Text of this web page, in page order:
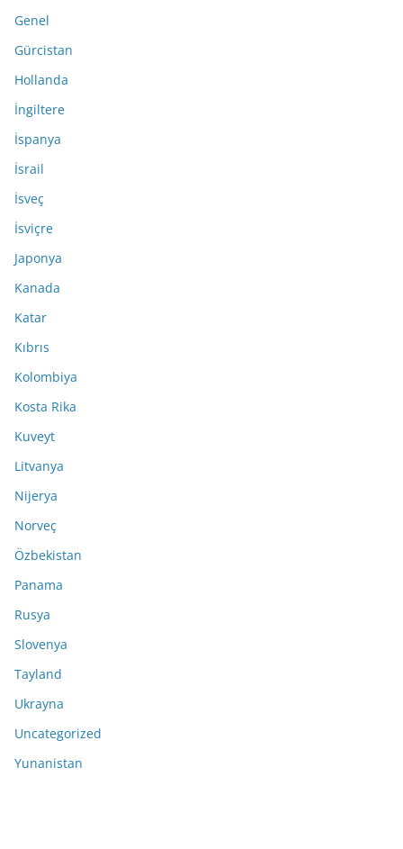
Genel
Gürcistan
Hollanda
İngiltere
İspanya
İsrail
İsveç
İsviçre
Japonya
Kanada
Katar
Kıbrıs
Kolombiya
Kosta Rika
Kuveyt
Litvanya
Nijerya
Norveç
Özbekistan
Panama
Rusya
Slovenya
Tayland
Ukrayna
Uncategorized
Yunanistan